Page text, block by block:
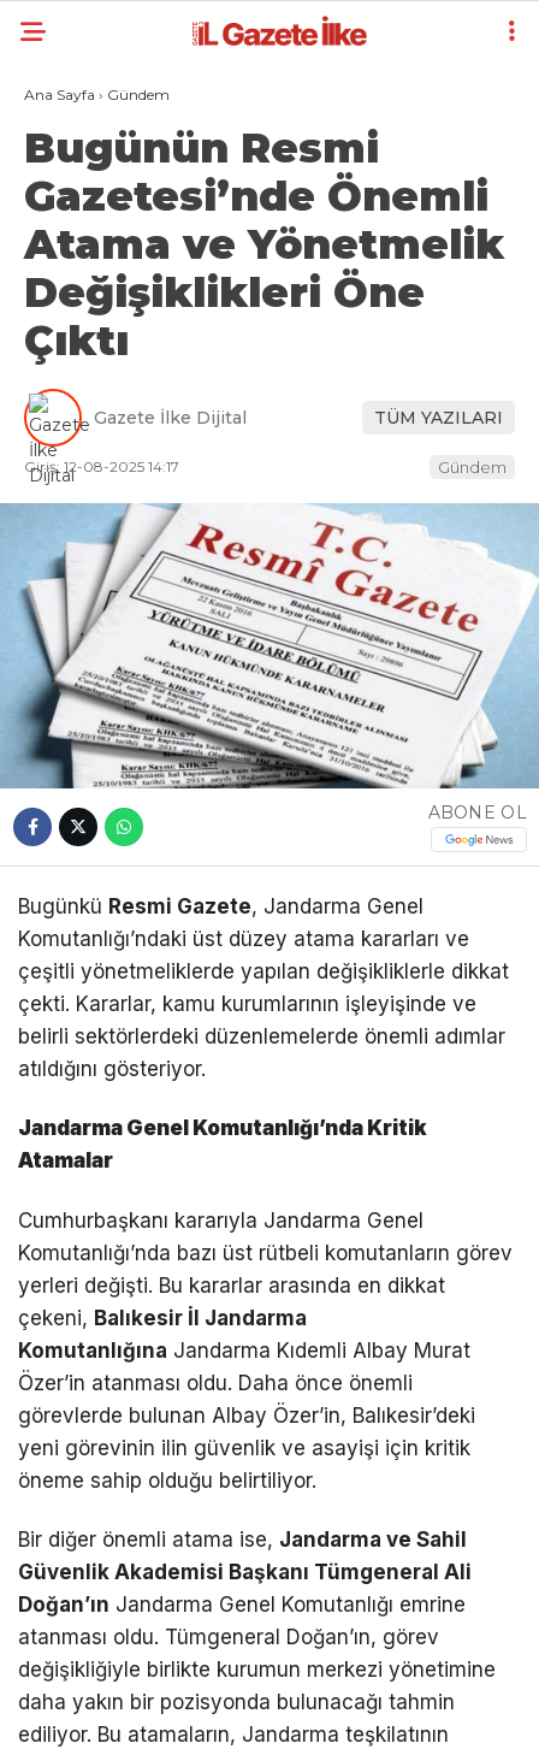
Ana Sayfa › Gündem
Bugünün Resmi
Gazetesi’nde Önemli
Atama ve Yönetmelik
Değişiklikleri Öne
Çıktı
Gazete İlke Dijital TÜM YAZILARI
Giriş: 12-08-2025 14:17 Gündem
ABONE OL
Bugünkü Resmi Gazete, Jandarma Genel
Komutanlığı’ndaki üst düzey atama kararları ve
çeşitli yönetmeliklerde yapılan değişikliklerle dikkat
çekti. Kararlar, kamu kurumlarının işleyişinde ve
belirli sektörlerdeki düzenlemelerde önemli adımlar
atıldığını gösteriyor.
Jandarma Genel Komutanlığı’nda Kritik
Atamalar
Cumhurbaşkanı kararıyla Jandarma Genel
Komutanlığı’nda bazı üst rütbeli komutanların görev
yerleri değişti. Bu kararlar arasında en dikkat
çekeni, Balıkesir İl Jandarma
Komutanlığına Jandarma Kıdemli Albay Murat
Özer’in atanması oldu. Daha önce önemli
görevlerde bulunan Albay Özer’in, Balıkesir’deki
yeni görevinin ilin güvenlik ve asayişi için kritik
öneme sahip olduğu belirtiliyor.
Bir diğer önemli atama ise, Jandarma ve Sahil
Güvenlik Akademisi Başkanı Tümgeneral Ali
Doğan’ın Jandarma Genel Komutanlığı emrine
atanması oldu. Tümgeneral Doğan’ın, görev
değişikliğiyle birlikte kurumun merkezi yönetimine
daha yakın bir pozisyonda bulunacağı tahmin
ediliyor. Bu atamaların, Jandarma teşkilatının